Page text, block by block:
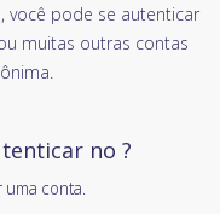
você pode se autenticar
muitas outras contas
no ?
conta.